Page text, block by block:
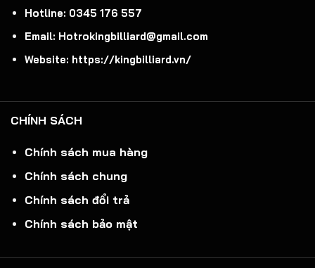
Hotline: 0345 176 557
Email: Hotrokingbilliard@gmail.com
Website: https://kingbilliard.vn/
CHÍNH SÁCH
Chính sách mua hàng
Chính sách chung
Chính sách đổi trả
Chính sách bảo mật